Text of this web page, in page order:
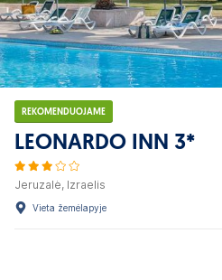
REKOMENDUOJAME
LEONARDO INN 3*
Jeruzalė, Izraelis
Vieta žemėlapyje